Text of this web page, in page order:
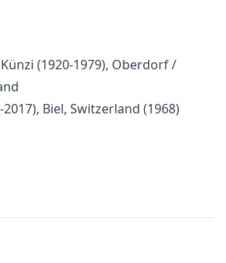
(1920-1979), Oberdorf /
Biel, Switzerland (1968)